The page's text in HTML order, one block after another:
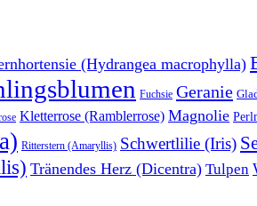
(Hydrangea macrophylla)
Fuchsie Geranie
Kletterrose (Ramblerrose) Magnolie
Ritterstern (Amaryllis) Schwertlilie (Iris)
Tränendes Herz (Dicentra) Tulpen